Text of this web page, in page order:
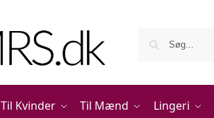
Til Kvinder Til Mænd Lingeri